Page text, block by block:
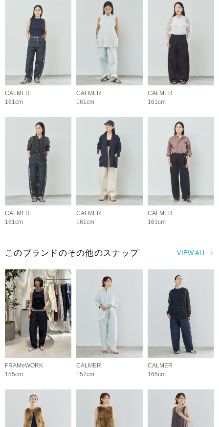
CALMER
161cm
CALMER
161cm
CALMER
161cm
CALMER
161cm
CALMER
161cm
CALMER
161cm
VIEW ALL
このブランドのその他のスナップ
FRAMeWORK
155cm
CALMER
157cm
CALMER
165cm